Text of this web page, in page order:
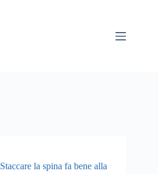
la spina fa bene alla